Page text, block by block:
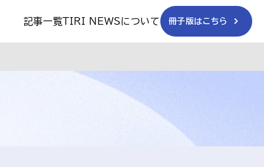
記事一覧TIRI NEWSについて 冊子版はこちら